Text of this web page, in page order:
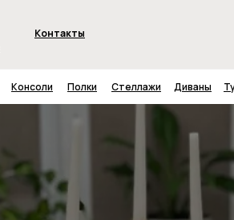
Контакты
Консоли Полки Стеллажи Диваны